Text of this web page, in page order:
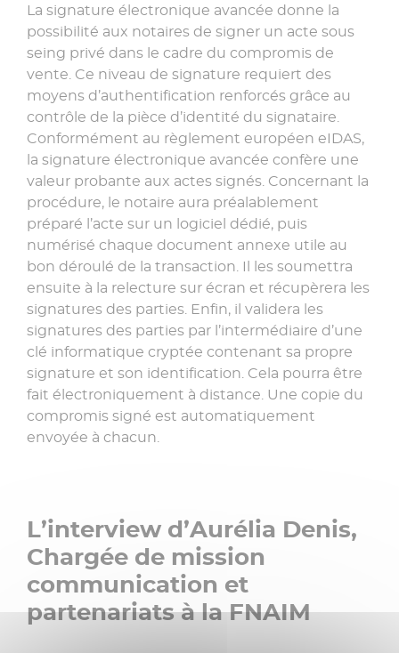
La signature électronique avancée donne la
possibilité aux notaires de signer un acte sous
seing privé dans le cadre du compromis de
vente. Ce niveau de signature requiert des
moyens d’authentification renforcés grâce au
contrôle de la pièce d’identité du signataire.
Conformément au règlement européen eIDAS,
la signature électronique avancée confère une
valeur probante aux actes signés. Concernant la
procédure, le notaire aura préalablement
préparé l’acte sur un logiciel dédié, puis
numérisé chaque document annexe utile au
bon déroulé de la transaction. Il les soumettra
ensuite à la relecture sur écran et récupèrera les
signatures des parties. Enfin, il validera les
signatures des parties par l’intermédiaire d’une
clé informatique cryptée contenant sa propre
signature et son identification. Cela pourra être
fait électroniquement à distance. Une copie du
compromis signé est automatiquement
envoyée à chacun.
L’interview d’Aurélia Denis,
Chargée de mission
communication et
partenariats à la FNAIM